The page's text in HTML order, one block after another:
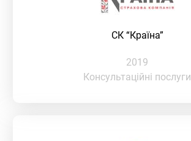
СК “Країна”
2019
Консультаційні послуги